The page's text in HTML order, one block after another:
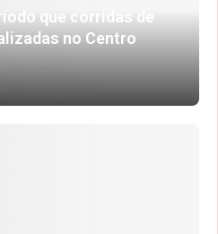
que corridas de
no Centro